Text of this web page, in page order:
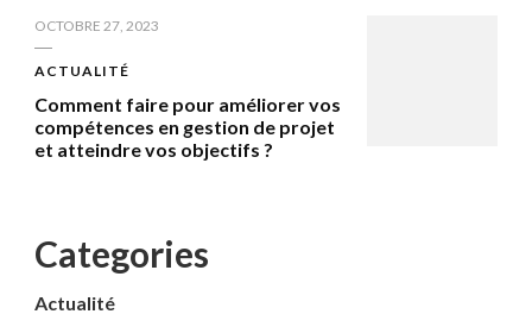
OCTOBRE 27, 2023
ACTUALITÉ
Comment faire pour améliorer vos
compétences en gestion de projet
et atteindre vos objectifs ?
Categories
Actualité